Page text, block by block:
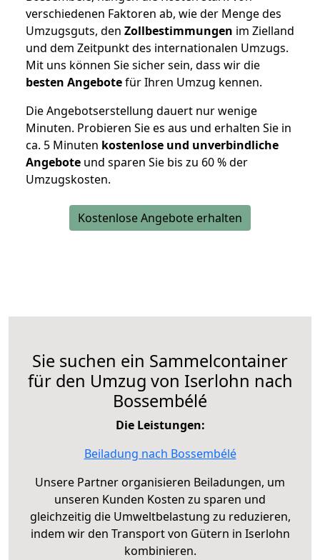
verschiedenen Faktoren ab, wie der Menge des
Umzugsguts, den Zollbestimmungen im Zielland
und dem Zeitpunkt des internationalen Umzugs.
Mit uns können Sie sicher sein, dass wir die
besten Angebotefür Ihren Umzug kennen.
Die Angebotserstellung dauert nur wenige
Minuten. Probieren Sie es aus und erhalten Sie in
ca. 5 Minuten kostenlose und unverbindliche
Angebote und sparen Sie bis zu 60 % der
Umzugskosten.
Kostenlose Angebote erhalten
Sie suchen ein Sammelcontainer
für den Umzug von Iserlohn nach
Bossembélé
Die Leistungen:
Beiladung nach Bossembélé
Unsere Partner organisieren Beiladungen, um
unseren Kunden Kosten zu sparen und
gleichzeitig die Umweltbelastung zu reduzieren,
indem wir den Transport von Gütern in Iserlohn
kombinieren.